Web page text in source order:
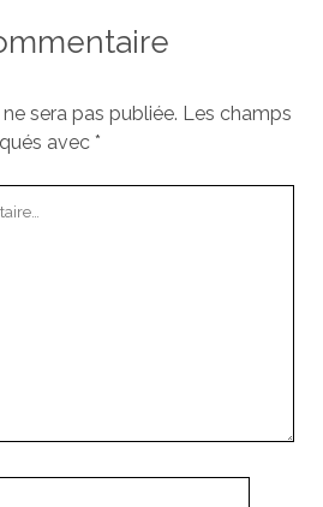
sera pas publiée. Les champs
avec *